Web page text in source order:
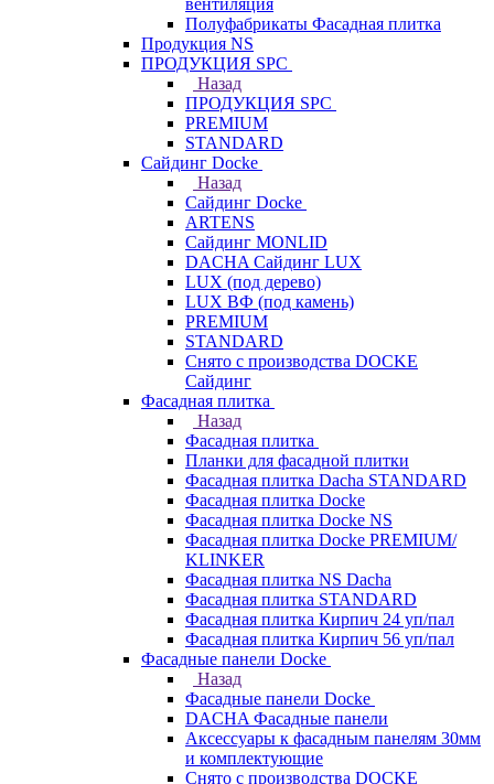
вентиляция
Полуфабрикаты Фасадная плитка
Продукция NS
ПРОДУКЦИЯ SPC
Назад
ПРОДУКЦИЯ SPC
PREMIUM
STANDARD
Сайдинг Docke
Назад
Сайдинг Docke
ARTENS
Cайдинг MONLID
DACHA Сайдинг LUX
LUX (под дерево)
LUX ВФ (под камень)
PREMIUM
STANDARD
Снято с производства DOCKE
Сайдинг
Фасадная плитка
Назад
Фасадная плитка
Планки для фасадной плитки
Фасадная плитка Dacha STANDARD
Фасадная плитка Docke
Фасадная плитка Docke NS
Фасадная плитка Docke PREMIUM/
KLINKER
Фасадная плитка NS Dacha
Фасадная плитка STANDARD
Фасадная плитка Кирпич 24 уп/пал
Фасадная плитка Кирпич 56 уп/пал
Фасадные панели Docke
Назад
Фасадные панели Docke
DACHA Фасадные панели
Аксессуары к фасадным панелям 30мм
и комплектующие
Снято с производства DOCKE